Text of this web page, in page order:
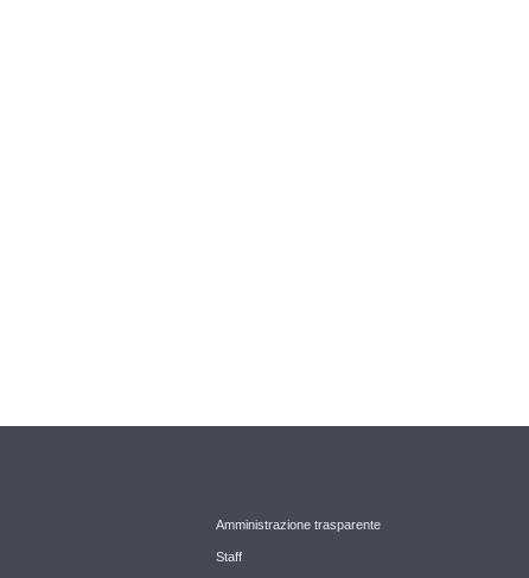
Amministrazione trasparente
Staff